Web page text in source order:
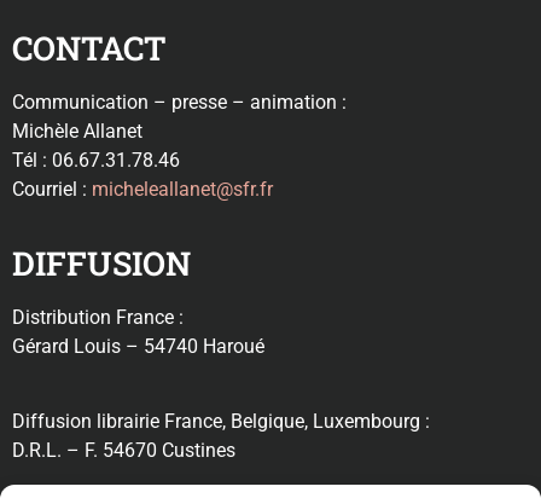
CONTACT
Communication – presse – animation :
Michèle Allanet
Tél : 06.67.31.78.46
Courriel : micheleallanet@sfr.fr
DIFFUSION
Distribution France :
Gérard Louis – 54740 Haroué
Diffusion librairie France, Belgique, Luxembourg :
D.R.L. – F. 54670 Custines